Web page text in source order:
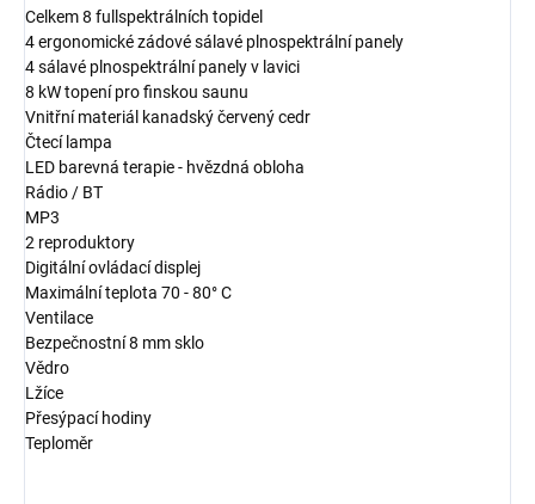
Celkem 8 fullspektrálních topidel
4 ergonomické zádové sálavé plnospektrální panely
4 sálavé plnospektrální panely v lavici
8 kW topení pro finskou saunu
Vnitřní materiál kanadský červený cedr
Čtecí lampa
LED barevná terapie - hvězdná obloha
Rádio / BT
MP3
2 reproduktory
Digitální ovládací displej
Maximální teplota 70 - 80° C
Ventilace
Bezpečnostní 8 mm sklo
Vědro
Lžíce
Přesýpací hodiny
Teploměr